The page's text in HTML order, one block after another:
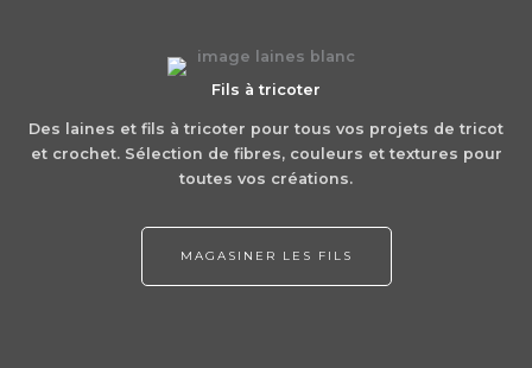
Fils à tricoter
Des laines et fils à tricoter pour tous vos projets de tricot
et crochet. Sélection de fibres, couleurs et textures pour
toutes vos créations.
MAGASINER LES FILS